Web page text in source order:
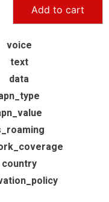
Add to cart
voice
text
data
country